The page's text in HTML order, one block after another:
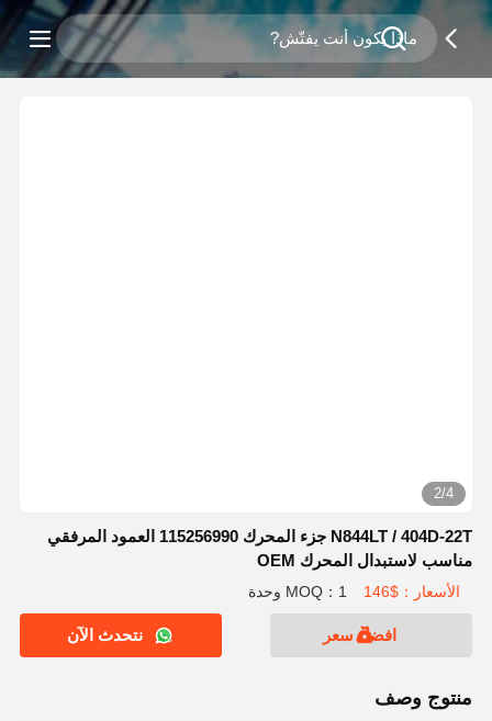
2/4
N844LT / 404D-22T جزء المحرك 115256990 العمود المرفقي
مناسب لاستبدال المحرك OEM
الأسعار：$146 MOQ：1 وحدة
افضل سعر نتحدث الآن
منتوج وصف